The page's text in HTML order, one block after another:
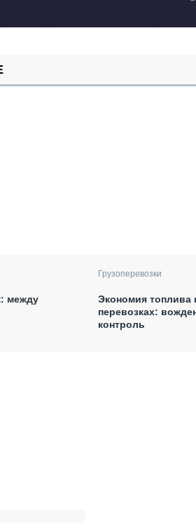
между
Грузоперевозки
Экономия топлива
перевозках:
контроль